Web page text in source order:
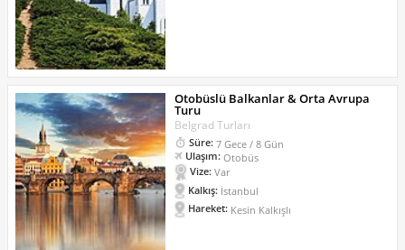
Otobüslü Balkanlar & Orta Avrupa
Turu
Belgrad Turları
Süre: 7 Gece / 8 Gün
Ulaşım: Otobüs
Vize: Var
Kalkış: İstanbul
Hareket: Kesin Kalkışlı